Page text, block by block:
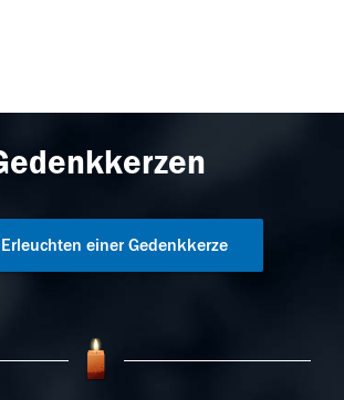
Erleuchten einer Gedenkkerze